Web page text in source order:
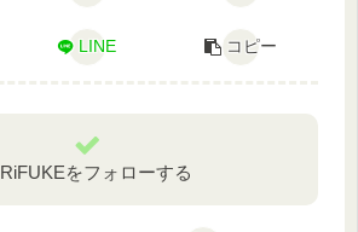
LINE コピー
をフォローする